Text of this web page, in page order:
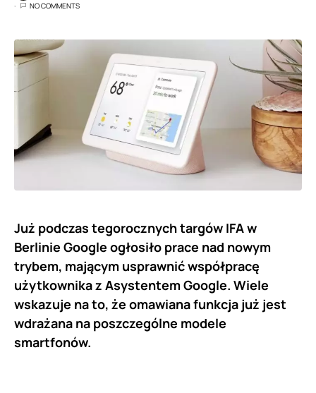
NO COMMENTS
Już podczas tegorocznych targów IFA w
Berlinie Google ogłosiło prace nad nowym
trybem, mającym usprawnić współpracę
użytkownika z Asystentem Google. Wiele
wskazuje na to, że omawiana funkcja już jest
wdrażana na poszczególne modele
smartfonów.